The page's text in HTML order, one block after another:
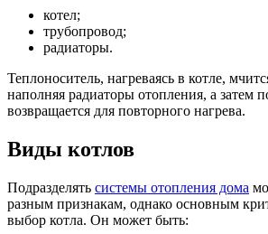
котел;
трубопровод;
радиаторы.
Теплоноситель, нагреваясь в котле,
наполняя радиаторы отопления, а затем
возвращается для повторного нагрева.
Виды котлов
Подразделять системы отопления дома
разным признакам, однако основным
выбор котла. Он может быть: